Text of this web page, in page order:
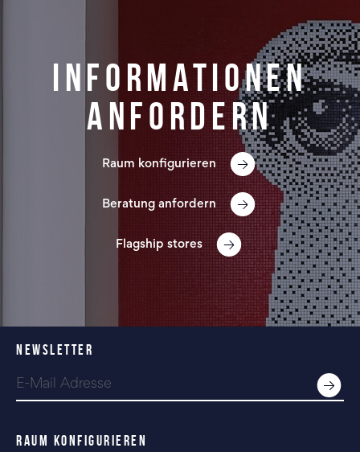
Informationen
anfordern
Raum konfigurieren
Beratung anfordern
Flagship stores
NEWSLETTER
RAUM KONFIGURIEREN